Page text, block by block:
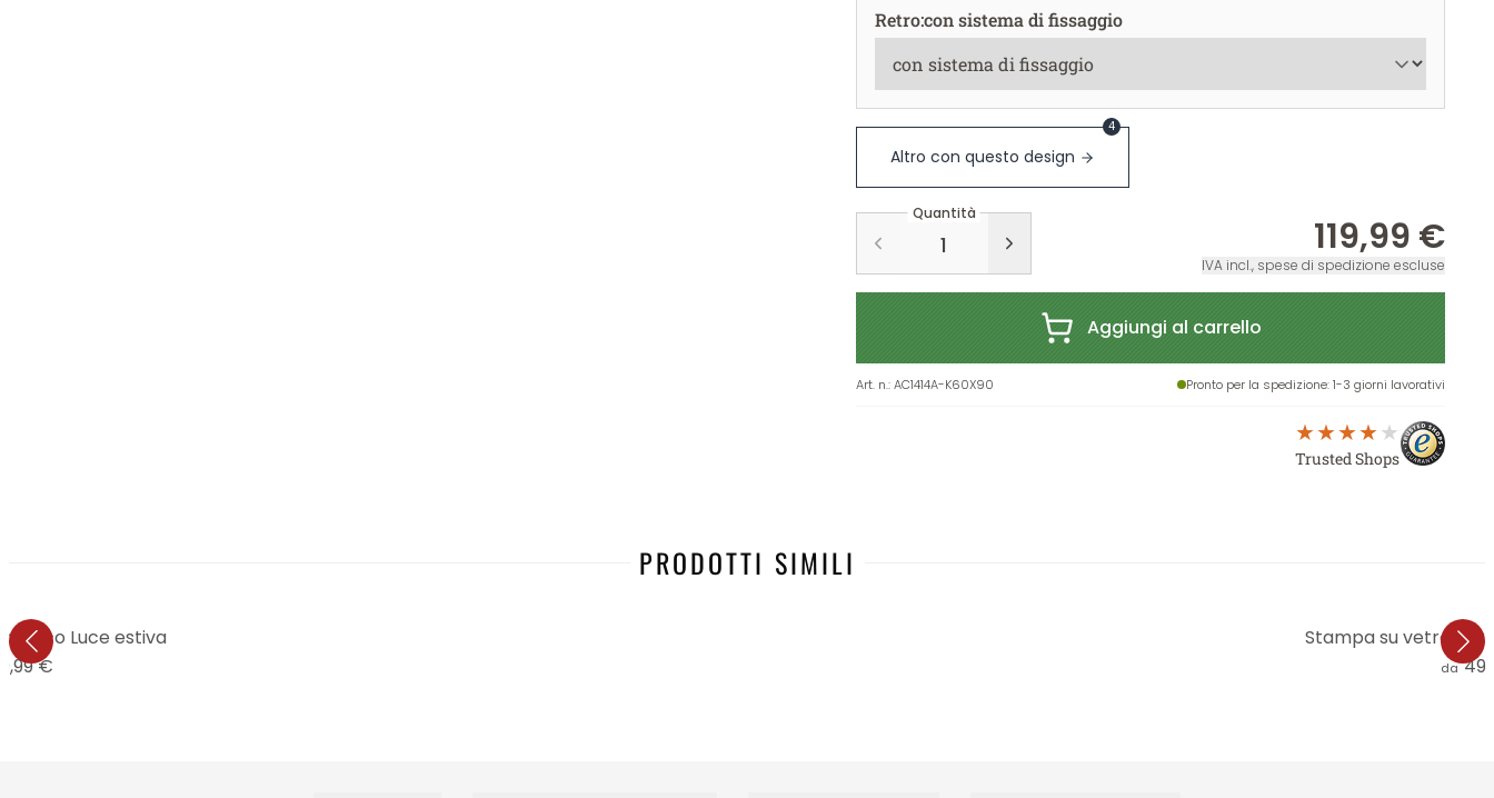
Retro:con sistema di fissaggio
Altro con questo design
4
Quantità
119,99 €
IVA incl., spese di spedizione escluse
Aggiungi al carrello
Art. n.:AC1414A-K60X90 Pronto per la spedizione: 1-3 giorni lavorativi
Trusted Shops
PRODOTTI SIMILI
Luce estiva
€
Stampa su vetro
da